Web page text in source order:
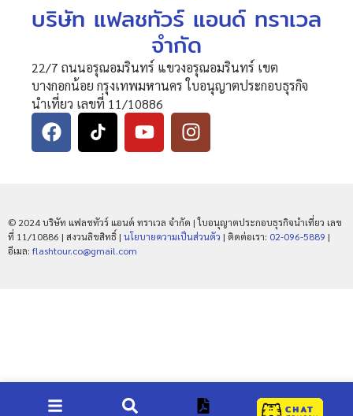
บริษัท แฟลชทัวร์ แอนด์ ทราเวล
จำกัด
22/7 ถนนอรุณอมรินทร์ แขวงอรุณอมรินทร์ เขต
บางกอกน้อย กรุงเทพมหานคร ใบอนุญาตประกอบธุรกิจ
นำเที่ยว เลขที่ 11/10886
© 2024 บริษัท แฟลชทัวร์ แอนด์ ทราเวล จำกัด | ใบอนุญาตประกอบธุรกิจนำเที่ยว เลข
ที่ 11/10886 | สงวนลิขสิทธิ์ | นโยบายความเป็นส่วนตัว | ติดต่อเรา: 02-096-5889 |
อีเมล: flashtour.co@gmail.com